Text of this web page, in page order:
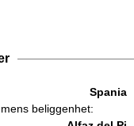
Spania
beliggenhet: